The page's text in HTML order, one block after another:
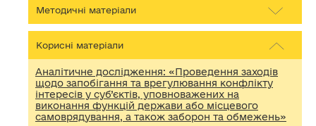
Методичні матеріали
Корисні матеріали
Аналітичне дослідження: «Проведення заходів
щодо запобігання та врегулювання конфлікту
інтересів у суб’єктів, уповноважених на
виконання функцій держави або місцевого
самоврядування, а також заборон та обмежень»